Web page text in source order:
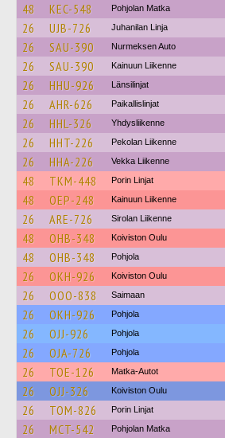
48 KEC-548 Pohjolan Matka
26 UJB-726 Juhanilan Linja
26 SAU-390 Nurmeksen Auto
26 SAU-390 Kainuun Liikenne
26 HHU-926 Länsilinjat
26 AHR-626 Paikallislinjat
26 HHL-326 Yhdysliikenne
26 HHT-226 Pekolan Liikenne
26 HHA-226 Vekka Liikenne
48 TKM-448 Porin Linjat
48 OEP-248 Kainuun Liikenne
26 ARE-726 Sirolan Liikenne
48 OHB-348 Koiviston Oulu
48 OHB-348 Pohjola
26 OKH-926 Koiviston Oulu
26 OOO-838 Saimaan
26 OKH-926 Pohjola
26 OJJ-926 Pohjola
26 OJA-726 Pohjola
26 TOE-126 Matka-Autot
26 OJJ-326 Koiviston Oulu
26 TOM-826 Porin Linjat
26 MCT-542 Pohjolan Matka